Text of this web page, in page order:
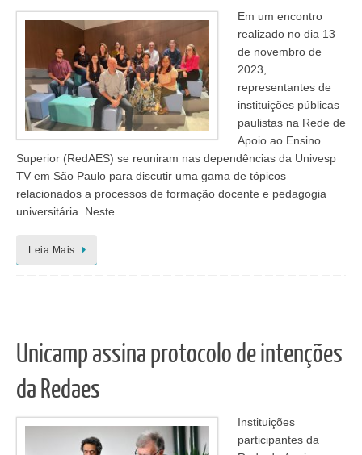
Em um encontro
realizado no dia 13
de novembro de
2023,
representantes de
instituições públicas
paulistas na Rede de
Apoio ao Ensino
Superior (RedAES) se reuniram nas dependências da Univesp
TV em São Paulo para discutir uma gama de tópicos
relacionados a processos de formação docente e pedagogia
universitária. Neste…
Leia Mais
Unicamp assina protocolo de intenções
da Redaes
Instituições
participantes da